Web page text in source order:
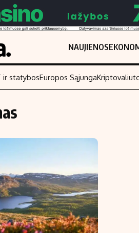
NAUJIENOS
Finansai
Žemės ūkis
Technologijos
Laisvalaikis
ir statybosEuropos Sąjunga